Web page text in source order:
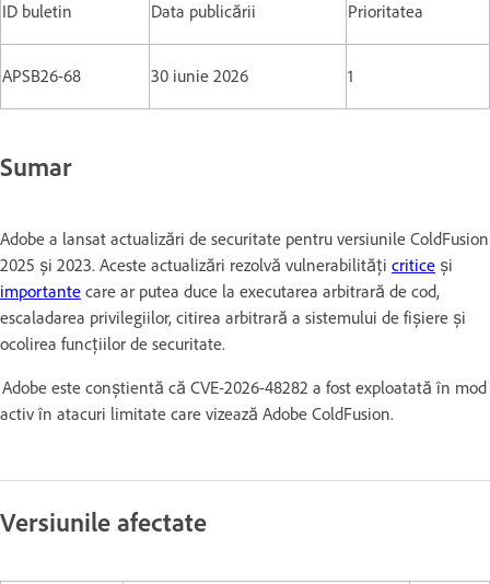
ID buletin Data publicării Prioritatea
APSB26-68 30 iunie 2026 1
Sumar
Adobe a lansat actualizări de securitate pentru versiunile ColdFusion
2025 și 2023. Aceste actualizări rezolvă vulnerabilități critice și
importante care ar putea duce la executarea arbitrară de cod,
escaladarea privilegiilor, citirea arbitrară a sistemului de fișiere și
ocolirea funcțiilor de securitate.
Adobe este conștientă că CVE-2026-48282 a fost exploatată în mod
activ în atacuri limitate care vizează Adobe ColdFusion.
Versiunile afectate